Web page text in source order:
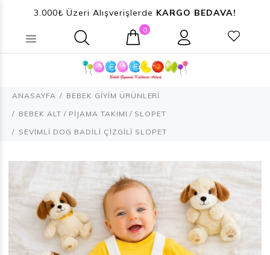
3.000₺ Üzeri Alışverişlerde KARGO BEDAVA!
Ne aramıştınız? (Ürün, Kategori ...)
0
ANASAYFA
BEBEK GİYİM ÜRÜNLERİ
BEBEK ALT / PİJAMA TAKIMI / SLOPET
SEVİMLİ DOG BADİLİ ÇİZGİLİ SLOPET